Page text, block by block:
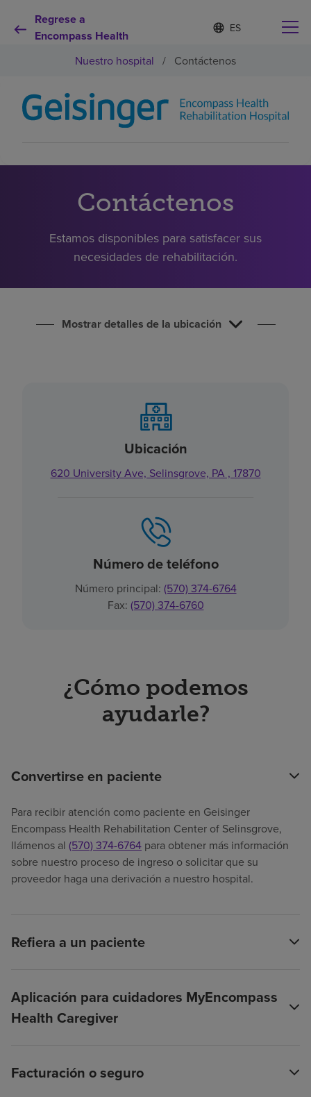
Regrese a
Encompass Health
Lista
de
contraída
d
o
s
e
c
n
d
o
Por qué debe elegirnos
Pacientes y cuidadores
Recursos de salud
Buscar un centro
Nuestro hospital / Contáctenos
Contáctenos
Estamos disponibles para satisfacer sus
necesidades de rehabilitación.
Mostrar detalles de la ubicación
Ubicación
620 University Ave, Selinsgrove, PA , 17870
Número de teléfono
Número principal: (570) 374-6764
Fax: (570) 374-6760
¿Cómo podemos
ayudarle?
Convertirse en paciente
Para recibir atención como paciente en Geisinger
Encompass Health Rehabilitation Center of Selinsgrove,
llámenos al (570) 374-6764 para obtener más información
sobre nuestro proceso de ingreso o solicitar que su
proveedor haga una derivación a nuestro hospital.
Refiera a un paciente
Aplicación para cuidadores MyEncompass
Health Caregiver
Facturación o seguro